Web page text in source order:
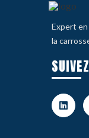
Expert
la